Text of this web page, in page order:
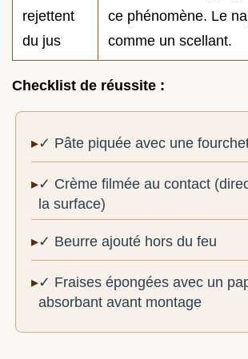
rejettent
du jus
ce phénomène. Le
comme un scellant.
Checklist de réussite :
✓ Pâte piquée avec une
✓ Crème filmée au contact
la surface)
✓ Beurre ajouté hors du feu
✓ Fraises épongées avec un
absorbant avant montage